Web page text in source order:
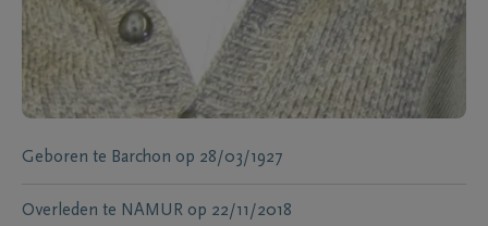
Geboren te Barchon op 28/03/1927
Overleden te NAMUR op 22/11/2018